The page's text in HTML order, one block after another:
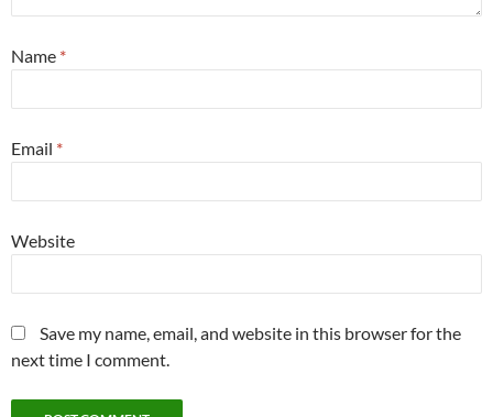
Name *
Email *
Website
Save my name, email, and website in this browser for the
next time I comment.